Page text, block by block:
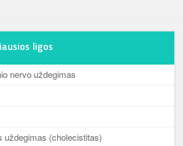
ligos
nervo uždegimas
uždegimas (cholecistitas)